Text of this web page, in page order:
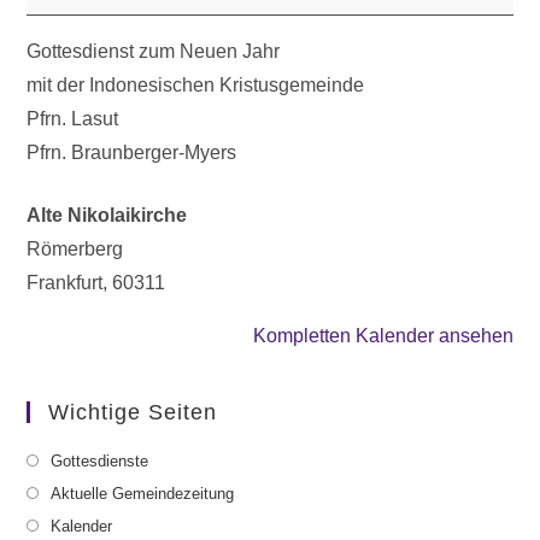
Gottesdienst zum Neuen Jahr
mit der Indonesischen Kristusgemeinde
Pfrn. Lasut
Pfrn. Braunberger-Myers
Alte Nikolaikirche
Römerberg
Frankfurt,60311
Kompletten Kalender ansehen
Wichtige Seiten
Gottesdienste
Aktuelle Gemeindezeitung
Kalender